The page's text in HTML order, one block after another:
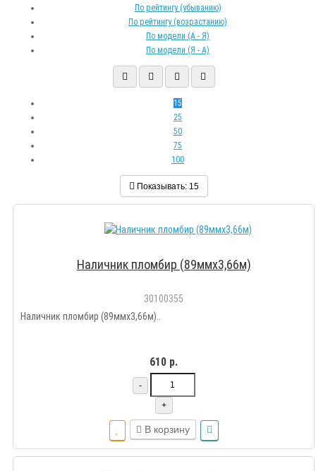
По рейтингу (убыванию)
По рейтингу (возрастанию)
По модели (A - Я)
По модели (Я - A)
15
25
50
75
100
Показывать: 15
Наличник пломбир (89ммх3,66м)
30100355
Наличник пломбир (89ммх3,66м)..
610 р.
-
+
В корзину